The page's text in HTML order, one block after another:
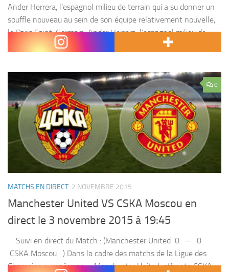
Ander Herrera, l’espagnol milieu de terrain qui a su donner un
souffle nouveau au sein de son équipe relativement nouvelle,
le Paris Saint-Germain. Ander Herrera, l’espagnol milieu de
terrain qui a su donner un...
0
MATCHS EN DIRECT 2 NOVEMBRE 2015
Manchester United VS CSKA Moscou en
direct le 3 novembre 2015 à 19:45
Suivi en direct du Match : (Manchester United 0 – 0
CSKA Moscou ) Dans la cadre des matchs de la Ligue des
Champion européenne , Manchester United affronte CSKA